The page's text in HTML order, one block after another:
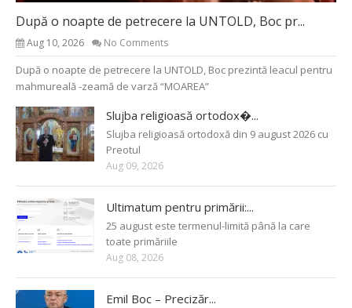
După o noapte de petrecere la UNTOLD, Boc pr...
Aug 10, 2026 No Comments
După o noapte de petrecere la UNTOLD, Boc prezintă leacul pentru
mahmureală -zeamă de varză “MOAREA”
Slujba religioasă ortodox�...
Slujba religioasă ortodoxă din 9 august 2026 cu
Preotul
Aug 09, 2026
Ultimatum pentru primării:...
25 august este termenul-limită până la care
toate primăriile
Aug 08, 2026
Emil Boc – Precizăr...